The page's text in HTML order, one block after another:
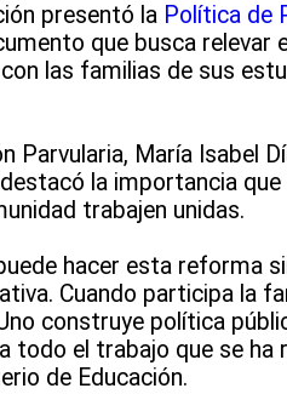
presentó la Política de
que busca relevar
las familias de sus
Parvularia, María Isabel
la importancia
trabajen unidas.
hacer esta reforma
Cuando participa la
construye política
todo el trabajo que se ha
de Educación.